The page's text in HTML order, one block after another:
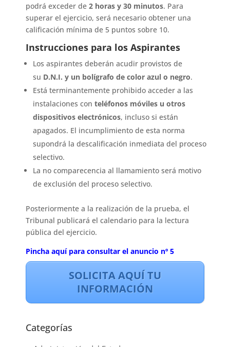
podrá exceder de2 horas y 30 minutos. Para
superar el ejercicio, será necesario obtener una
calificación mínima de 5 puntos sobre 10.
Instrucciones para los Aspirantes
Los aspirantes deberán acudir provistos de
su D.N.I. y un bolígrafo de color azul o negro.
Está terminantemente prohibido acceder a las
instalaciones conteléfonos móviles u otros
dispositivos electrónicos, incluso si están
apagados. El incumplimiento de esta norma
supondrá la descalificación inmediata del proceso
selectivo.
La no comparecencia al llamamiento será motivo
de exclusión del proceso selectivo.
Posteriormente a la realización de la prueba, el
Tribunal publicará el calendario para la lectura
pública del ejercicio.
Pincha aquí para consultar el anuncio nº 5
SOLICITA AQUÍ TU
INFORMACIÓN
Categorías